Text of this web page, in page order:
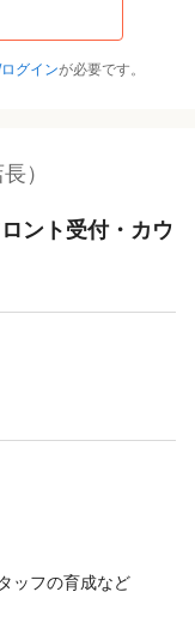
グインが必要です。
）
ント受付・カウ
ッフの育成など